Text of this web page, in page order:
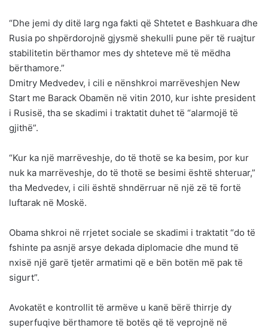
“Dhe jemi dy ditë larg nga fakti që Shtetet e Bashkuara dhe
Rusia po shpërdorojnë gjysmë shekulli pune për të ruajtur
stabilitetin bërthamor mes dy shteteve më të mëdha
bërthamore.”
Dmitry Medvedev, i cili e nënshkroi marrëveshjen New
Start me Barack Obamën në vitin 2010, kur ishte president
i Rusisë, tha se skadimi i traktatit duhet të “alarmojë të
gjithë”.
“Kur ka një marrëveshje, do të thotë se ka besim, por kur
nuk ka marrëveshje, do të thotë se besimi është shteruar,”
tha Medvedev, i cili është shndërruar në një zë të fortë
luftarak në Moskë.
Obama shkroi në rrjetet sociale se skadimi i traktatit “do të
fshinte pa asnjë arsye dekada diplomacie dhe mund të
nxisë një garë tjetër armatimi që e bën botën më pak të
sigurt”.
Avokatët e kontrollit të armëve u kanë bërë thirrje dy
superfuqive bërthamore të botës që të veprojnë në